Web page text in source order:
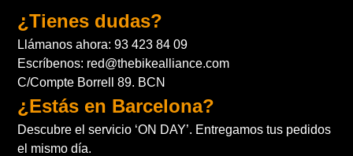
¿Tienes dudas?
Llámanos ahora: 93 423 84 09
Escríbenos: red@thebikealliance.com
C/Compte Borrell 89. BCN
¿Estás en Barcelona?
Descubre el servicio ‘ON DAY’. Entregamos tus pedidos
el mismo día.